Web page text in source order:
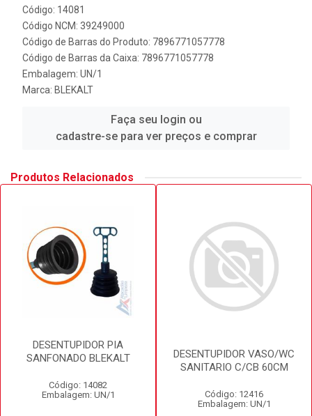
Código: 14081
Código NCM: 39249000
Código de Barras do Produto: 7896771057778
Código de Barras da Caixa: 7896771057778
Embalagem: UN/1
Marca: BLEKALT
Faça seu login ou
cadastre-se para ver preços e comprar
Produtos Relacionados
DESENTUPIDOR PIA
SANFONADO BLEKALT
Código: 14082
Embalagem: UN/1
DESENTUPIDOR VASO/WC
SANITARIO C/CB 60CM
Código: 12416
Embalagem: UN/1